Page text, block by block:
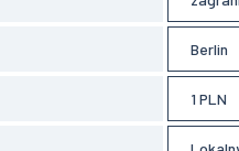
Berlin
1 PLN